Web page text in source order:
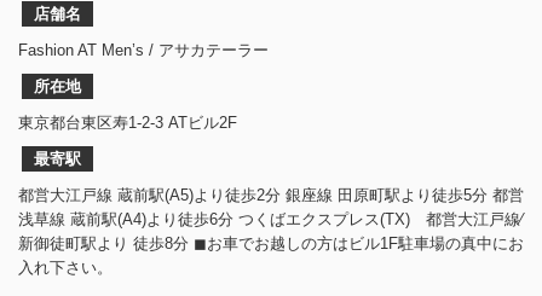
店舗名
Fashion AT Men’s / アサカテーラー
所在地
東京都台東区寿1-2-3 ATビル2F
最寄駅
都営大江戸線 蔵前駅(A5)より徒歩2分 銀座線 田原町駅より徒歩5分 都営
浅草線 蔵前駅(A4)より徒歩6分 つくばエクスプレス(TX) 都営大江戸線⁄
新御徒町駅より 徒歩8分 ◼︎お車でお越しの方はビル1F駐車場の真中にお
入れ下さい。